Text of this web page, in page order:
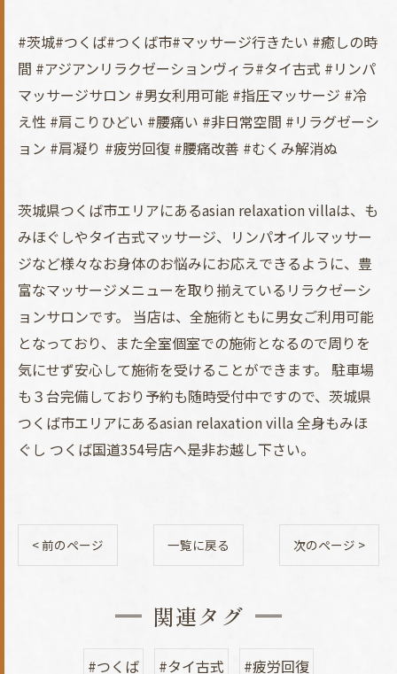
#茨城#つくば#つくば市#マッサージ行きたい #癒しの時
間 #アジアンリラクゼーションヴィラ#タイ古式 #リンパ
マッサージサロン #男女利用可能 #指圧マッサージ #冷
え性 #肩こりひどい #腰痛い #非日常空間 #リラグゼーシ
ョン #肩凝り #疲労回復 #腰痛改善 #むくみ解消ぬ
茨城県つくば市エリアにあるasian relaxation villaは、も
みほぐしやタイ古式マッサージ、リンパオイルマッサー
ジなど様々なお身体のお悩みにお応えできるように、豊
富なマッサージメニューを取り揃えているリラクゼーシ
ョンサロンです。 当店は、全施術ともに男女ご利用可能
となっており、また全室個室での施術となるので周りを
気にせず安心して施術を受けることができます。 駐車場
も３台完備しており予約も随時受付中ですので、茨城県
つくば市エリアにあるasian relaxation villa 全身もみほ
ぐし つくば国道354号店へ是非お越し下さい。
< 前のページ 一覧に戻る 次のページ >
関連タグ
#つくば #タイ古式 #疲労回復